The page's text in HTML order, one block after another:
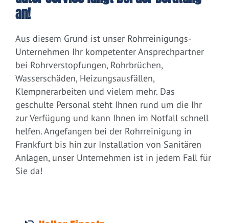
an!
Aus diesem Grund ist unser Rohrreinigungs-
Unternehmen Ihr kompetenter Ansprechpartner
bei Rohrverstopfungen, Rohrbrüchen,
Wasserschäden, Heizungsausfällen,
Klempnerarbeiten und vielem mehr. Das
geschulte Personal steht Ihnen rund um die Ihr
zur Verfügung und kann Ihnen im Notfall schnell
helfen. Angefangen bei der Rohrreinigung in
Frankfurt bis hin zur Installation von Sanitären
Anlagen, unser Unternehmen ist in jedem Fall für
Sie da!